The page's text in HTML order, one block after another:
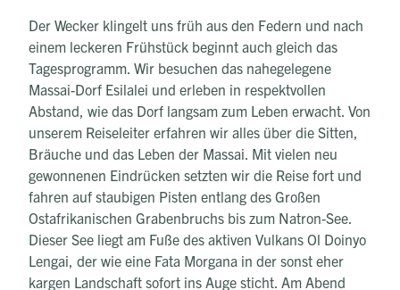
Der Wecker klingelt uns früh aus den Federn und nach
einem leckeren Frühstück beginnt auch gleich das
Tagesprogramm. Wir besuchen das nahegelegene
Massai-Dorf Esilalei und erleben in respektvollen
Abstand, wie das Dorf langsam zum Leben erwacht. Von
unserem Reiseleiter erfahren wir alles über die Sitten,
Bräuche und das Leben der Massai. Mit vielen neu
gewonnenen Eindrücken setzten wir die Reise fort und
fahren auf staubigen Pisten entlang des Großen
Ostafrikanischen Grabenbruchs bis zum Natron-See.
Dieser See liegt am Fuße des aktiven Vulkans Ol Doinyo
Lengai, der wie eine Fata Morgana in der sonst eher
kargen Landschaft sofort ins Auge sticht. Am Abend